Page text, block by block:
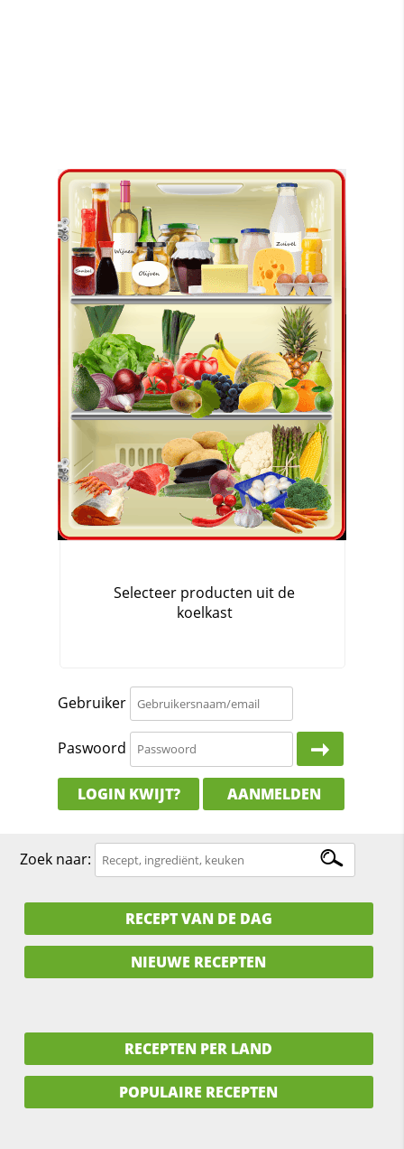
Gebruiker
Paswoord
LOGIN KWIJT? AANMELDEN
Zoek naar:
RECEPT VAN DE DAG
NIEUWE RECEPTEN
RECEPTEN PER LAND
POPULAIRE RECEPTEN